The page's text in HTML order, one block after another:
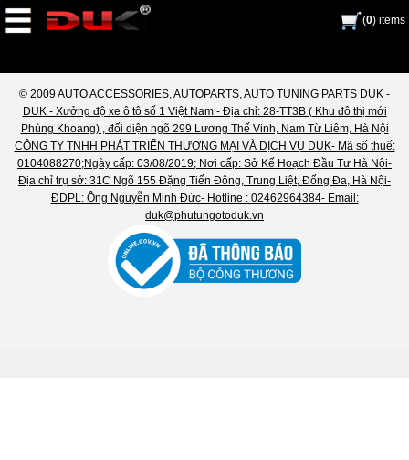
(0) items
© 2009 AUTO ACCESSORIES, AUTOPARTS, AUTO TUNING PARTS DUK -
DUK - Xưởng độ xe ô tô số 1 Việt Nam - Địa chỉ: 28-TT3B ( Khu đô thị mới
Phùng Khoang) , đối diện ngõ 299 Lương Thế Vinh, Nam Từ Liêm, Hà Nội
CÔNG TY TNHH PHÁT TRIỂN THƯƠNG MẠI VÀ DỊCH VỤ DUK- Mã số thuế:
0104088270;Ngày cấp: 03/08/2019; Nơi cấp: Sở Kế Hoạch Đầu Tư Hà Nội-
Địa chỉ trụ sở: 31C Ngõ 155 Đặng Tiến Đông, Trung Liệt, Đống Đa, Hà Nội-
ĐDPL: Ông Nguyễn Minh Đức- Hotline : 02462964384- Email:
duk@phutungotoduk.vn